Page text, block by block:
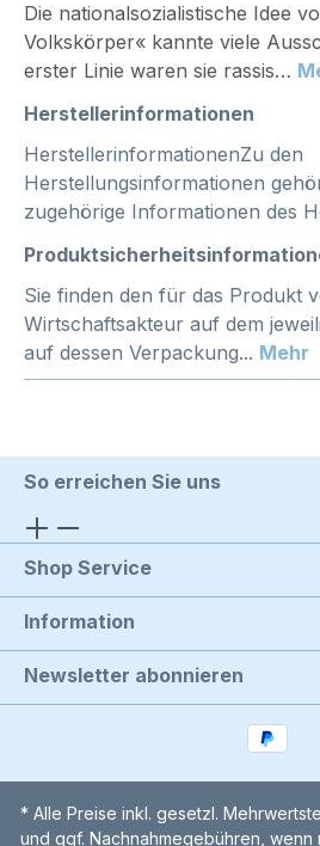
Die nationalsozialistische Idee
Volkskörper« kannte viele
erster Linie waren sie ­rassis…
Herstellerinformationen
HerstellerinformationenZu den
Herstellungsinformationen
zugehörige Informationen des
Sie finden den für das Produkt
Wirtschaftsakteur auf dem
auf dessen Verpackung... Mehr
So erreichen Sie uns
Shop Service
Information
Newsletter abonnieren
* Alle Preise inkl. gesetzl.
und ggf. Nachnahmegebühren,